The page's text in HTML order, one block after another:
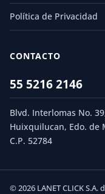
Política de Privacidad
CONTACTO
55 5216 2146
Blvd. Interlomas No.
Huixquilucan, Edo. de
C.P. 52784
© 2026 LANET CLICK S.A.